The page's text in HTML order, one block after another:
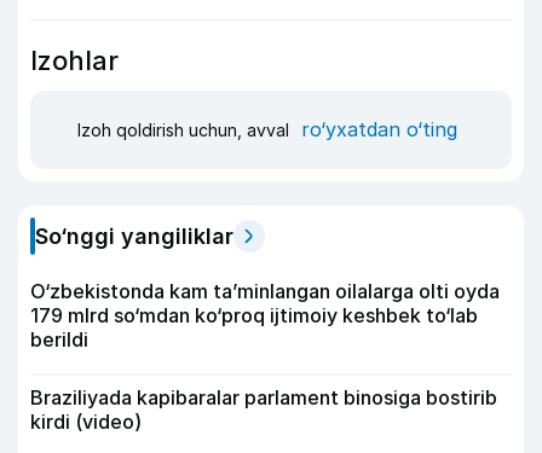
Izohlar
Izoh qoldirish uchun, avval ro‘yxatdan o‘ting
So‘nggi yangiliklar
O‘zbekistonda kam ta’minlangan oilalarga olti oyda
179 mlrd so‘mdan ko‘proq ijtimoiy keshbek to‘lab
berildi
Braziliyada kapibaralar parlament binosiga bostirib
kirdi (video)